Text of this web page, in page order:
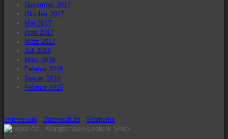
Dezember 2017
Oktober 2017
Mai 2017
April 2017
März 2017
Juli 2016
März 2016
Februar 2016
Januar 2016
Februar 2015
Impressum - Datenschutz - Startseite